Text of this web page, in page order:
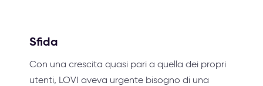
Sfida
Con una crescita quasi pari a quella dei propri
utenti, LOVI aveva urgente bisogno di una